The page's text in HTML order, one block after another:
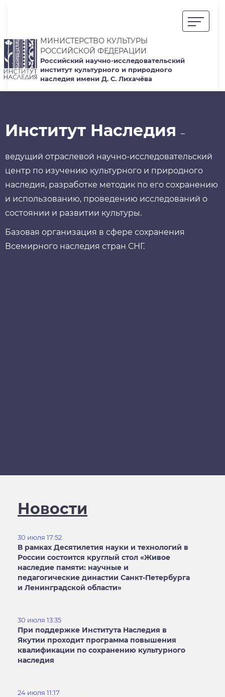
МИНИСТЕРСТВО КУЛЬТУРЫ
РОССИЙСКОЙ ФЕДЕРАЦИИ
Российский научно-исследовательский
институт культурного и природного
наследия имени Д. С. Лихачёва
Институт Наследия –
ведущий отраслевой научно-исследовательский
центр по изучению культурного и природного
наследия, разработке методик по его сохранению
и использованию, проведению исследований о
состоянии и развитии культуры.
Базовая организация в сфере сохранения
Всемирного наследия стран СНГ.
Новости
30 июля 17:52
В рамках Десятилетия науки и технологий в
России состоится круглый стол «Живое
наследие памяти: научные и
педагогические династии Санкт-Петербурга
и Ленинградской области»
30 июля 13:35
При поддержке Института Наследия в
Якутии проходит программа повышения
квалификации по сохранению культурного
наследия
24 июля 11:17